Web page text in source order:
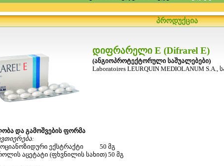
პროდუქცია
დიფრარელი E (Difrarel E)
(ანგიოპროტექტორული საშუალებები)
Laboratoires LEURQUIN MEDIOLANUM S.A.,
და გამოშვების ფორმა
ექსტრაქტი 50 მგ
აცეტატი (ფხვნილის სახით) 50 მგ